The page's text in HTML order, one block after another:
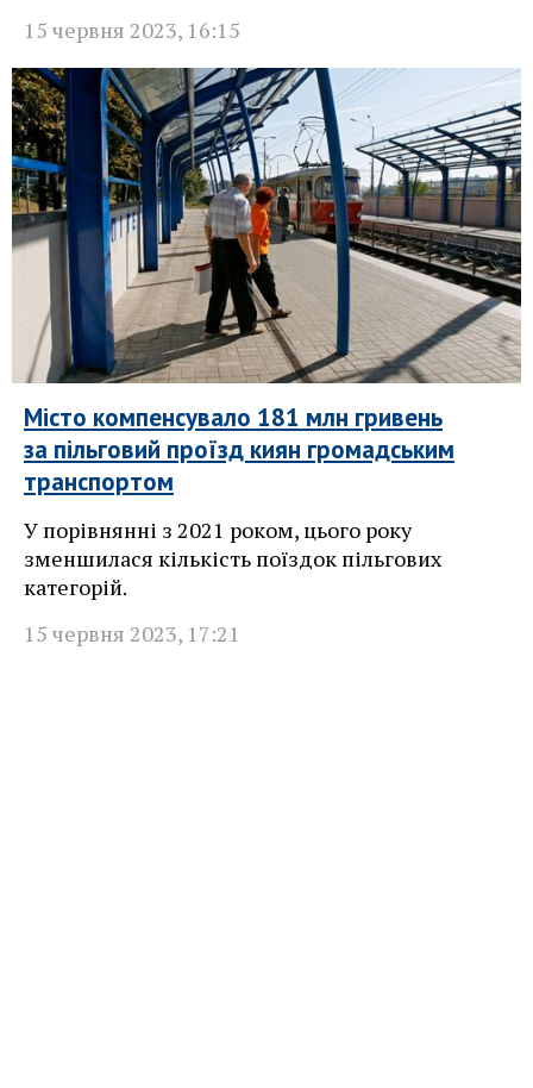
15 червня 2023, 16:15
Місто компенсувало 181 млн гривень
за пільговий проїзд киян громадським
транспортом
У порівнянні з 2021 роком, цього року
зменшилася кількість поїздок пільгових
категорій.
15 червня 2023, 17:21